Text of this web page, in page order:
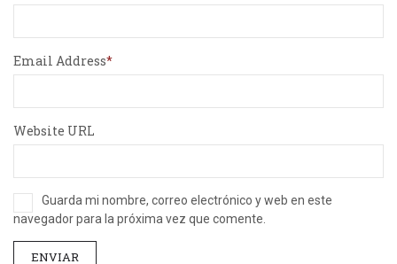
Email Address
Website URL
Guarda mi nombre, correo electrónico y web en este
navegador para la próxima vez que comente.